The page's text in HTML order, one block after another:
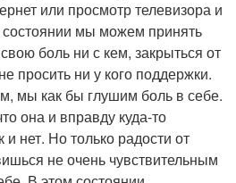
или просмотр телевизора и
состоянии мы можем принять
боль ни с кем, закрыться от
просить ни у кого поддержки.
мы как бы глушим боль в себе.
она и вправду куда-то
и нет. Но только радости от
не очень чувствительным